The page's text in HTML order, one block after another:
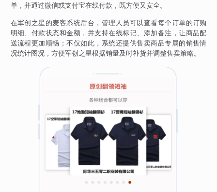
单，并通过微信或支付宝在线付款，既方便又安全。
在军创之星的麦客系统后台，管理人员可以查看每个订单的订购
明细、付款状态和金额，并支持在线标记、添加备注，让商品配
送流程更加顺畅；不仅如此，系统还提供售卖商品专属的销售情
况统计图况，方便军创之星根据销量及时补货并调整售卖策略。